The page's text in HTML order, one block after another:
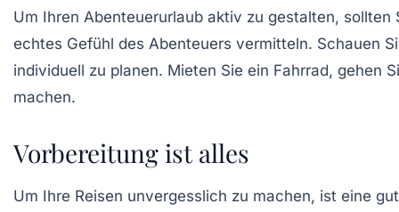
Um Ihren Abenteuerurlaub aktiv zu gestalten, sollten
echtes Gefühl des Abenteuers vermitteln. Schauen
individuell zu planen. Mieten Sie ein Fahrrad, gehen
machen.
Vorbereitung ist alles
Um Ihre Reisen unvergesslich zu machen, ist eine